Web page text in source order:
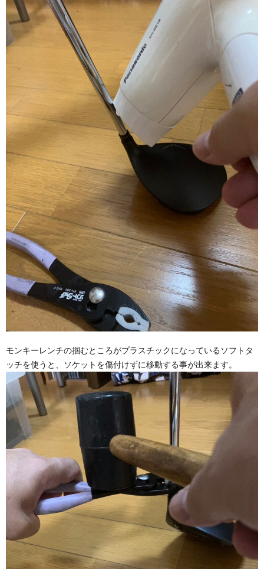
モンキーレンチの掴むところがプラスチックになっているソフトタ
ッチを使うと、ソケットを傷付けずに移動する事が出来ます。